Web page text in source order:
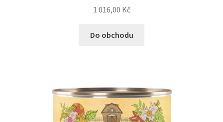
1 016,00 Kč
Do obchodu